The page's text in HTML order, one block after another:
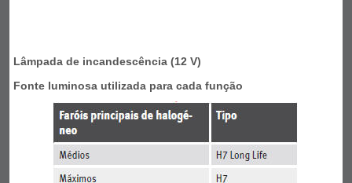
Lâmpada de incandescência (12 V)
Fonte luminosa utilizada para cada função